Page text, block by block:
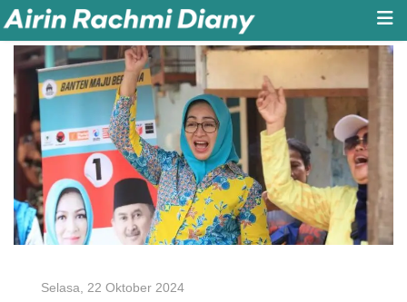
Selasa, 22 Oktober 2024